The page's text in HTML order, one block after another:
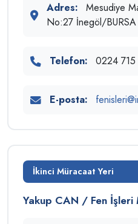
Adres:
Mesudiye
No:27 İnegöl/BURSA
Telefon: 0224
E-posta:
İkinci Müracaat Yeri
Yakup CAN / Fen İşleri